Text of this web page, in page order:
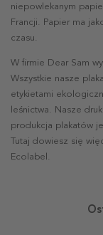
niepowlekanym
Francji. Papier ma
czasu.
W firmie Dear Sam
Wszystkie nasze
etykietami
leśnictwa. Nasze
produkcja plakatów
Tutaj dowiesz się
Ecolabel.